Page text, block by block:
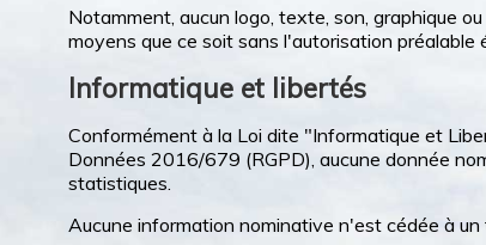
Notamment, aucun logo, texte, son, graphique
moyens que ce soit sans l'autorisation
Informatique et libertés
Conformément à la Loi dite "Informatique et
Données 2016/679 (RGPD), aucune donnée
statistiques.
Aucune information nominative n'est cédée à un